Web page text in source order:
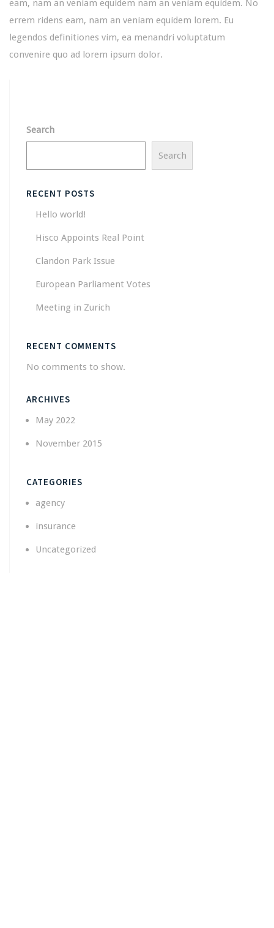
eam, nam an veniam equidem nam an veniam equidem. No
errem ridens eam, nam an veniam equidem lorem. Eu
legendos definitiones vim, ea menandri voluptatum
convenire quo ad lorem ipsum dolor.
Search
Search
RECENT POSTS
Hello world!
Hisco Appoints Real Point
Clandon Park Issue
European Parliament Votes
Meeting in Zurich
RECENT COMMENTS
No comments to show.
ARCHIVES
May 2022
November 2015
CATEGORIES
agency
insurance
Uncategorized